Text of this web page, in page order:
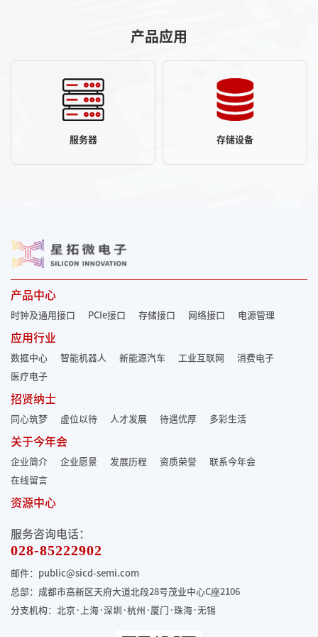
产品应用
服务器 存储设备
产品中心
时钟及通用接口 PCIe接口 存储接口 网络接口 电源管理
应用行业
数据中心 智能机器人 新能源汽车 工业互联网
消费电子
医疗电子
招贤纳士
同心筑梦 虚位以待 人才发展 待遇优厚 多彩生活
关于今年会
企业简介 企业愿景 发展历程 资质荣誉
联系今年会
在线留言
资源中心
服务咨询电话：
028-85222902
邮件：public@sicd-semi.com
总部：成都市高新区天府大道北段28号茂业中心C座2106
分支机构：北京·上海·深圳·杭州·厦门·珠海·无锡